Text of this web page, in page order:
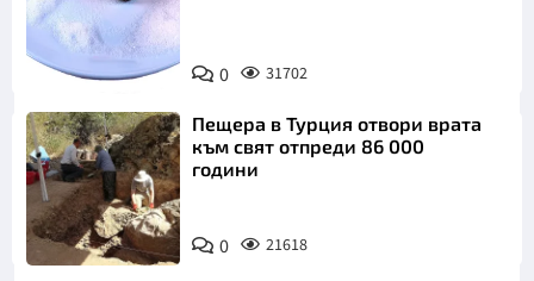
Снимка:
Пиксабей
0 31702
Пещера в Турция отвори врата
към свят отпреди 86 000
години
0 21618